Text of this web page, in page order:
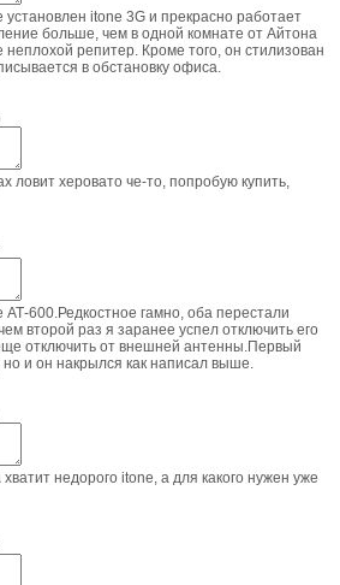
itone 3G и прекрасно работает
больше, чем в одной комнате от Айтона
репитер. Кроме того, он стилизован
в обстановку офиса.
ловит херовато че-то, попробую купить,
600.Редкостное гамно, оба перестали
второй раз я заранее успел отключить его
отключить от внешней антенны.Первый
и он накрылся как написал выше.
недорого itone, а для какого нужен уже